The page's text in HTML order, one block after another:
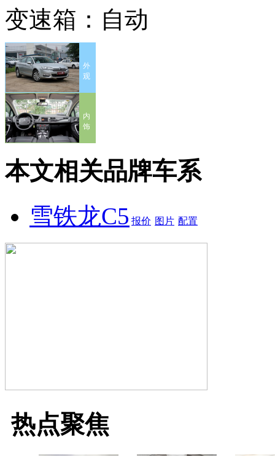
变速箱： 自动
外
观
内
饰
本文相关品牌车系
雪铁龙C5 报价 图片 配置
热点聚焦